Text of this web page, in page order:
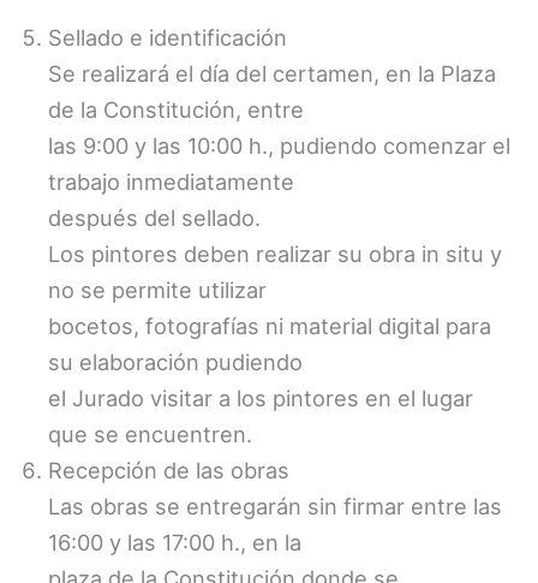
Sellado e identificación
Se realizará el día del certamen, en la Plaza
de la Constitución, entre
las 9:00 y las 10:00 h., pudiendo comenzar el
trabajo inmediatamente
después del sellado.
Los pintores deben realizar su obra in situ y
no se permite utilizar
bocetos, fotografías ni material digital para
su elaboración pudiendo
el Jurado visitar a los pintores en el lugar
que se encuentren.
Recepción de las obras
Las obras se entregarán sin firmar entre las
16:00 y las 17:00 h., en la
plaza de la Constitución donde se